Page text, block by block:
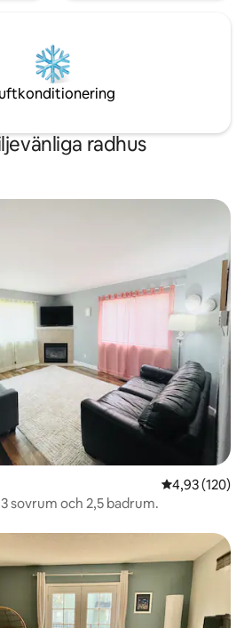
radhus
4,93 av 5 i
4,93 (120)
sovrum och 2,5 badrum.